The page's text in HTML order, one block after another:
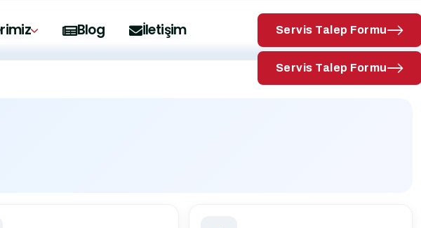
Blog İletişim Servis Talep Formu
Servis Talep Formu